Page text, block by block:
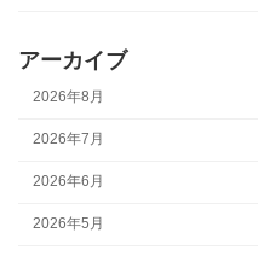
アーカイブ
2026年8月
2026年7月
2026年6月
2026年5月